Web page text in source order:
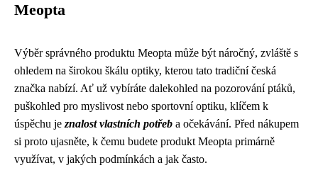
Meopta
Výběr správného produktu Meopta může být náročný, zvláště s
ohledem na širokou škálu optiky, kterou tato tradiční česká
značka nabízí. Ať už vybíráte dalekohled na pozorování ptáků,
puškohled pro myslivost nebo sportovní optiku, klíčem k
úspěchu je znalost vlastních potřeb a očekávání. Před nákupem
si proto ujasněte, k čemu budete produkt Meopta primárně
využívat, v jakých podmínkách a jak často.